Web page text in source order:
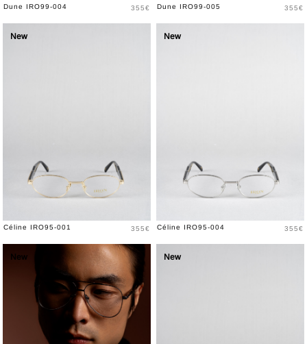
Dune IRO99-004 Prix
355€ Dune IRO99-005 Prix
355€
New
Céline IRO95-001 Prix
355€
New
Céline IRO95-004 Prix
355€
New New